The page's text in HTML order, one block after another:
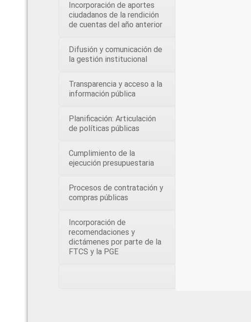
Incorporación de aportes
ciudadanos de la rendición
de cuentas del año anterior
Difusión y comunicación de
la gestión institucional
Transparencia y acceso a la
información pública
Planificación: Articulación
de políticas públicas
Cumplimiento de la
ejecución presupuestaria
Procesos de contratación y
compras públicas
Incorporación de
recomendaciones y
dictámenes por parte de la
FTCS y la PGE